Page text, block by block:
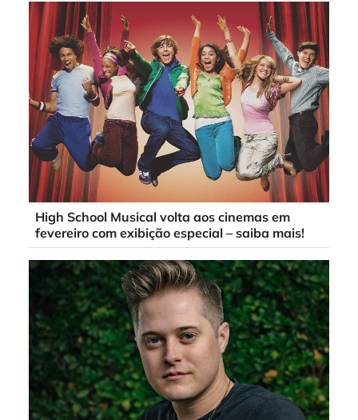
High School Musical volta aos cinemas em
fevereiro com exibição especial – saiba mais!